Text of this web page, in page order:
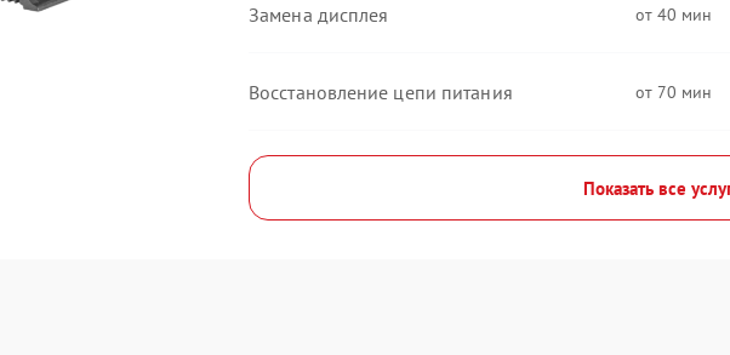
Замена дисплея 40
Восстановление цепи питания 70
Показать все